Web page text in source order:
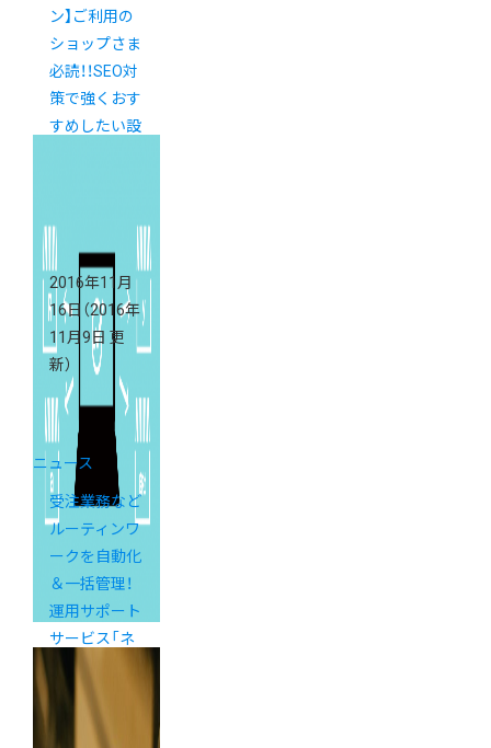
ン】ご利用の
ショップさま
必読！！SEO対
策で強くおす
すめしたい設
2016年11月
16日 （2016年
11月9日 更
新）
ニュース
受注業務など
ルーティンワ
ークを自動化
＆一括管理！
運用サポート
サービス「ネ
クストエンジ